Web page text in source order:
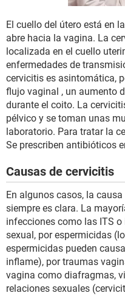
El cuello del útero está en
abre hacia la vagina. La
localizada en el cuello
enfermedades de
cervicitis es asintomática,
flujo vaginal , un aumento
durante el coito. La
pélvico y se toman unas
laboratorio. Para tratar la
Se prescriben antibióticos
Causas de cervicitis
En algunos casos, la
siempre es clara. La
infecciones como las ITS
sexual, por espermicidas
espermicidas pueden
inflame), por traumas
vagina como diafragmas,
relaciones sexuales